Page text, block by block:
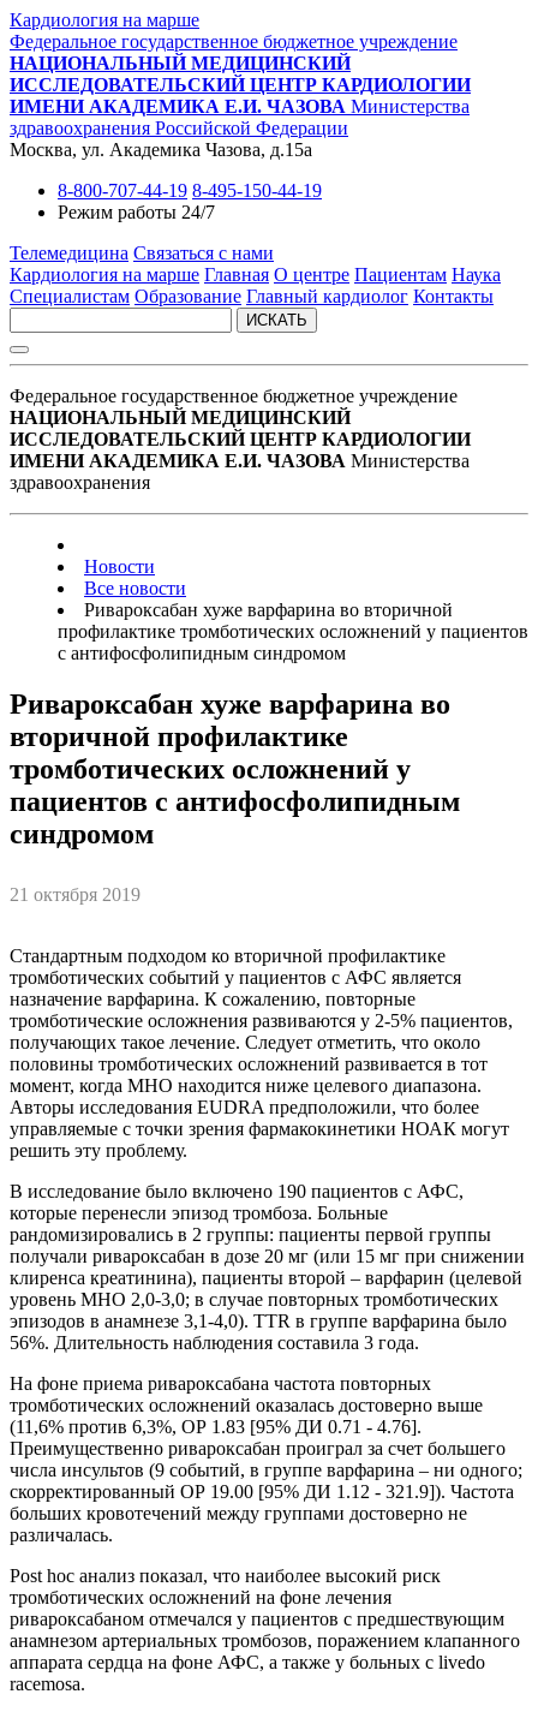
Кардиология на марше
Федеральное государственное бюджетное учреждение
НАЦИОНАЛЬНЫЙ МЕДИЦИНСКИЙ
ИССЛЕДОВАТЕЛЬСКИЙ ЦЕНТР КАРДИОЛОГИИ
ИМЕНИ АКАДЕМИКА Е.И. ЧАЗОВА Министерства
здравоохранения Российской Федерации
Москва, ул. Академика Чазова, д.15а
8-800-707-44-19 8-495-150-44-19
Режим работы 24/7
Телемедицина Связаться с нами
Кардиология на марше Главная О центре Пациентам Наука
Специалистам Образование Главный кардиолог Контакты
ИСКАТЬ
Федеральное государственное бюджетное учреждение
НАЦИОНАЛЬНЫЙ МЕДИЦИНСКИЙ
ИССЛЕДОВАТЕЛЬСКИЙ ЦЕНТР КАРДИОЛОГИИ
ИМЕНИ АКАДЕМИКА Е.И. ЧАЗОВА Министерства
здравоохранения
Новости
Все новости
Ривароксабан хуже варфарина во вторичной
профилактике тромботических осложнений у пациентов
с антифосфолипидным синдромом
Ривароксабан хуже варфарина во
вторичной профилактике
тромботических осложнений у
пациентов с антифосфолипидным
синдромом
21 октября 2019
Стандартным подходом ко вторичной профилактике
тромботических событий у пациентов с АФС является
назначение варфарина. К сожалению, повторные
тромботические осложнения развиваются у 2-5% пациентов,
получающих такое лечение. Следует отметить, что около
половины тромботических осложнений развивается в тот
момент, когда МНО находится ниже целевого диапазона.
Авторы исследования EUDRA предположили, что более
управляемые с точки зрения фармакокинетики НОАК могут
решить эту проблему.
В исследование было включено 190 пациентов с АФС,
которые перенесли эпизод тромбоза. Больные
рандомизировались в 2 группы: пациенты первой группы
получали ривароксабан в дозе 20 мг (или 15 мг при снижении
клиренса креатинина), пациенты второй – варфарин (целевой
уровень МНО 2,0-3,0; в случае повторных тромботических
эпизодов в анамнезе 3,1-4,0). TTR в группе варфарина было
56%. Длительность наблюдения составила 3 года.
На фоне приема ривароксабана частота повторных
тромботических осложнений оказалась достоверно выше
(11,6% против 6,3%, ОР 1.83 [95% ДИ 0.71 - 4.76].
Преимущественно ривароксабан проиграл за счет большего
числа инсультов (9 событий, в группе варфарина – ни одного;
скорректированный ОР 19.00 [95% ДИ 1.12 - 321.9]). Частота
больших кровотечений между группами достоверно не
различалась.
Post hoc анализ показал, что наиболее высокий риск
тромботических осложнений на фоне лечения
ривароксабаном отмечался у пациентов с предшествующим
анамнезом артериальных тромбозов, поражением клапанного
аппарата сердца на фоне АФС, а также у больных с livedo
racemosa.